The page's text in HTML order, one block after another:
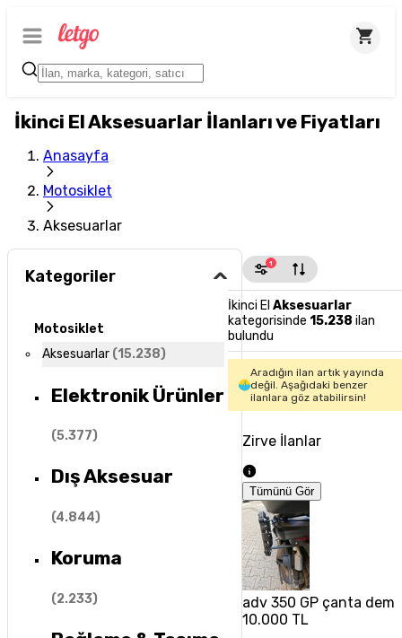
İkinci El Aksesuarlar İlanları ve Fiyatları
Anasayfa
Motosiklet
Aksesuarlar
Kategoriler
Motosiklet
Aksesuarlar (15.238)
Elektronik Ürünler
(5.377)
Dış Aksesuar
(4.844)
Koruma
(2.233)
1
İkinci ElAksesuarlar
kategorisinde 15.238 ilan
bulundu
Aradığın ilan artık yayında
değil. Aşağıdaki benzer
ilanlara göz atabilirsin!
Zirve İlanlar
Tümünü Gör
adv 350 GP çanta
10.000 TL